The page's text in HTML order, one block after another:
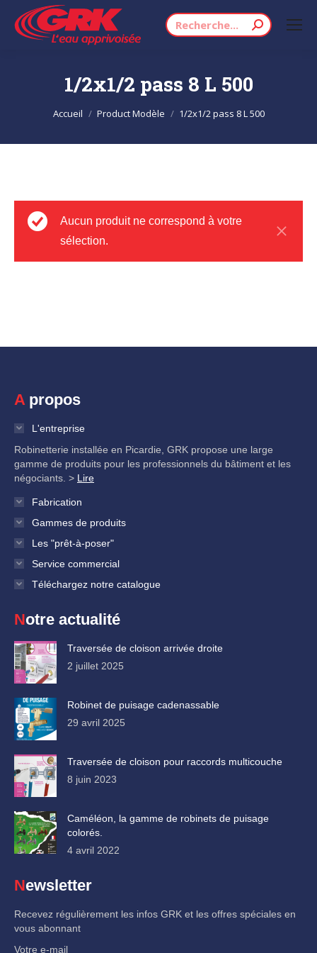
Recherche
1/2x1/2 pass 8 L 500
Vous êtes ici :
Accueil Product Modèle 1/2x1/2 pass 8 L 500
Aucun produit ne correspond à votre
sélection.
A propos
L'entreprise
Robinetterie installée en Picardie, GRK propose une large
gamme de produits pour les professionnels du bâtiment et les
négociants. > Lire
Fabrication
Gammes de produits
Les "prêt-à-poser"
Service commercial
Téléchargez notre catalogue
Notre actualité
Traversée de cloison arrivée droite
2 juillet 2025
Robinet de puisage cadenassable
29 avril 2025
Traversée de cloison pour raccords multicouche
8 juin 2023
Caméléon, la gamme de robinets de puisage
colorés.
4 avril 2022
Newsletter
Recevez régulièrement les infos GRK et les offres spéciales en
vous abonnant
Votre e-mail